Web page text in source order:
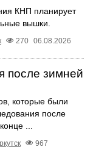
КНП планирует
вышки.
270 06.08.2026
после зимней
которые были
после
...
967